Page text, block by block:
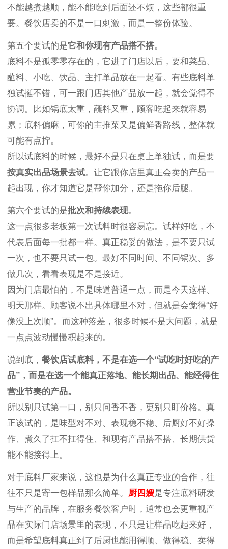
不能越煮越顺，能不能吃到后面还不烦，这些都很重
要。餐饮店卖的不是一口刺激，而是一整份体验。
第五个要试的是它和你现有产品搭不搭。
底料不是孤零零存在的，它进了门店以后，要和菜品、
蘸料、小吃、饮品、主打单品放在一起看。有些底料单
独试挺不错，可一跟门店其他产品放一起，就会觉得不
协调。比如锅底太重，蘸料又重，顾客吃起来就容易
累；底料偏麻，可你的主推菜又是偏鲜香路线，整体就
可能有点拧。
所以试底料的时候，最好不是只在桌上单独试，而是要
按真实出品场景去试。让它跟你店里真正会卖的产品一
起出现，你才知道它是帮你加分，还是拖你后腿。
第六个要试的是批次和持续表现。
这一点很多老板第一次试料时很容易忘。试样好吃，不
代表后面每一批都一样。真正稳妥的做法，是不要只试
一次，也不要只试一包。最好不同时间、不同锅次、多
做几次，看看表现是不是接近。
因为门店最怕的，不是味道普通一点，而是今天这样、
明天那样。顾客说不出具体哪里不对，但就是会觉得“好
像没上次顺”。而这种落差，很多时候不是大问题，就是
一点点波动慢慢积起来的。
说到底， 餐饮店试底料，不是在选一个“试吃时好吃的产
品”，而是在选一个能真正落地、能长期出品、能经得住
营业节奏的产品。
所以别只试第一口，别只问香不香，更别只盯价格。真
正该试的，是味型对不对、表现稳不稳、后厨好不好操
作、煮久了扛不扛得住、和现有产品搭不搭、长期供货
能不能接得上。
对于底料厂家来说，这也是为什么真正专业的合作，往
往不只是寄一包样品那么简单。 厨四嫂是专注底料研发
与生产的品牌，在服务餐饮客户时，通常也会更重视产
品在实际门店场景里的表现，不只是让样品吃起来好，
而是希望底料真正到了后厨也能用得顺、做得稳、卖得